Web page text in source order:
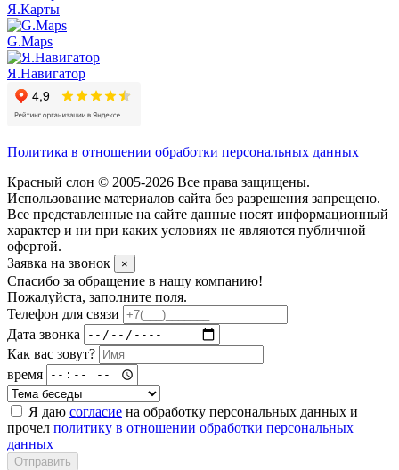
Я.Карты
G.Maps
Я.Навигатор
Политика в отношении обработки персональных данных
Красный слон © 2005-2026 Все права защищены.
Использование материалов сайта без разрешения запрещено.
Все представленные на сайте данные носят информационный
характер и ни при каких условиях не являются публичной
офертой.
Заявка на звонок
×
Спасибо за обращение в нашу компанию!
Пожалуйста, заполните поля.
Телефон для связи
Дата звонка
Как вас зовут?
время
Я даю согласие на обработку персональных данных и
прочел политику в отношении обработки персональных
данных
Отправить